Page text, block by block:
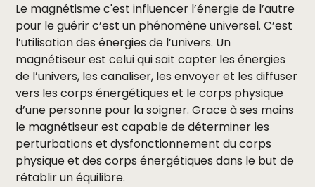
Le magnétisme c'est influencer l’énergie de l’autre
pour le guérir c’est un phénomène universel. C’est
l’utilisation des énergies de l’univers. Un
magnétiseur est celui qui sait capter les énergies
de l’univers, les canaliser, les envoyer et les diffuser
vers les corps énergétiques et le corps physique
d’une personne pour la soigner. Grace à ses mains
le magnétiseur est capable de déterminer les
perturbations et dysfonctionnement du corps
physique et des corps énergétiques dans le but de
rétablir un équilibre.